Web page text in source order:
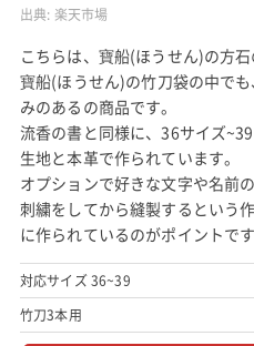
出典: 楽天市場
こちらは、寶船(ほうせん)の方石
寶船(ほうせん)の竹刀袋の中で
みのあるの商品です。
流香の書と同様に、36サイズ
生地と本革で作られています。
オプションで好きな文字や名前
刺繍をしてから縫製するという
に作られているのがポイントです
対応サイズ 36~39
竹刀3本用